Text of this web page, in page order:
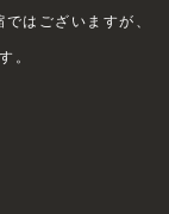
はございますが、
。